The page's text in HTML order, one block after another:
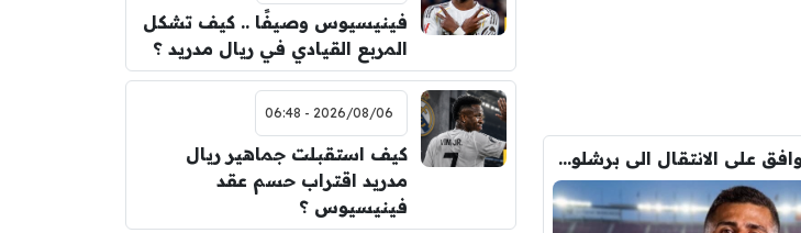
عاجل : رودري يوافق على الانتقال الى برشلونة.. 3 أسباب وراء قراره
فينيسيوس وصيفًا .. كيف تشكل
المربع القيادي في ريال مدريد ؟
2026/08/06 - 06:48
كيف استقبلت جماهير ريال
مدريد اقتراب حسم عقد
فينيسيوس ؟